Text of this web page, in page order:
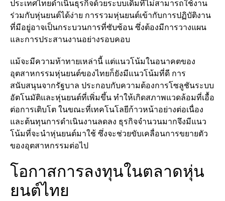
ประเทศไทยดำเนินธุรกิจด้วยระบบเดิมที่ไม่สามารถใช้งาน
ร่วมกับหุ่นยนต์ได้ง่าย การรวมหุ่นยนต์เข้ากับการปฏิบัติงาน
ที่มีอยู่อาจเป็นกระบวนการที่ซับซ้อน ซึ่งต้องมีการวางแผน
และการประสานงานอย่างรอบคอบ
แม้จะมีความท้าทายเหล่านี้ แต่แนวโน้มในอนาคตของ
อุตสาหกรรมหุ่นยนต์ของไทยก็ยังมีแนวโน้มที่ดี การ
สนับสนุนจากรัฐบาล ประกอบกับความต้องการโซลูชันระบบ
อัตโนมัติและหุ่นยนต์ที่เพิ่มขึ้น ทำให้เกิดสภาพแวดล้อมที่เอื้อ
ต่อการเติบโต ในขณะที่เทคโนโลยีก้าวหน้าอย่างต่อเนื่อง
และต้นทุนการดำเนินงานลดลง ธุรกิจจำนวนมากจึงมีแนว
โน้มที่จะนำหุ่นยนต์มาใช้ ซึ่งจะช่วยขับเคลื่อนการขยายตัว
ของอุตสาหกรรมต่อไป
โอกาสการลงทุนในตลาดหุ่น
ยนต์ไทย